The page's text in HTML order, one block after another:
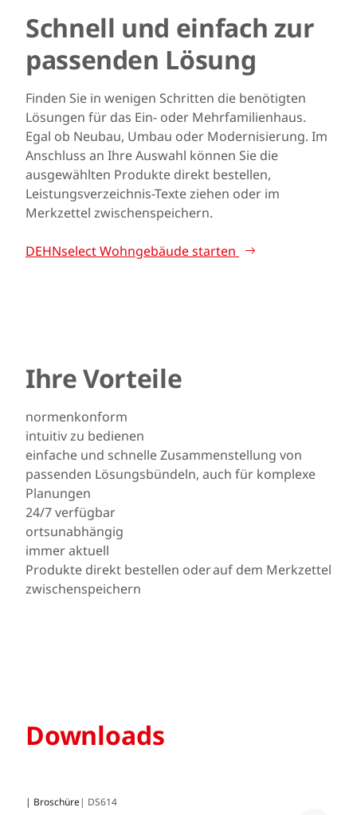
Schnell und einfach zur
passenden Lösung
Finden Sie in wenigen Schritten die benötigten
Lösungen für das Ein- oder Mehrfamilienhaus.
Egal ob Neubau, Umbau oder Modernisierung. Im
Anschluss an Ihre Auswahl können Sie die
ausgewählten Produkte direkt bestellen,
Leistungsverzeichnis-Texte ziehen oder im
Merkzettel zwischenspeichern.
DEHNselect Wohngebäude starten
Ihre Vorteile
normenkonform
intuitiv zu bedienen
einfache und schnelle Zusammenstellung von
passenden Lösungsbündeln, auch für komplexe
Planungen
24/7 verfügbar
ortsunabhängig
immer aktuell
Produkte direkt bestellen oder auf dem Merkzettel
zwischenspeichern
Downloads
| Broschüre| DS614